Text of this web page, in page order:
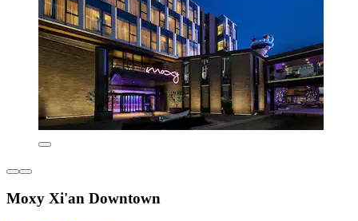
Moxy Xi'an Downtown